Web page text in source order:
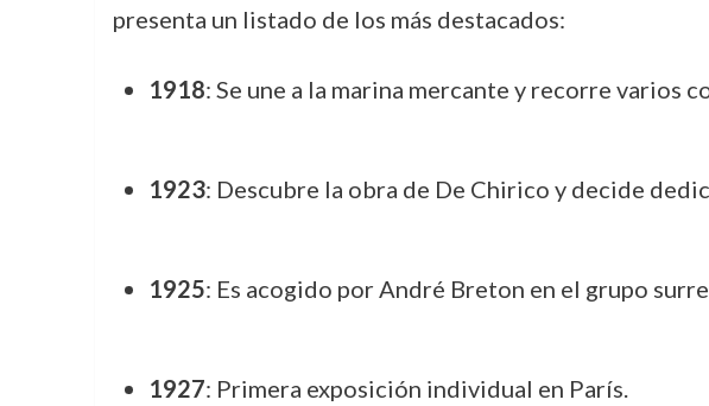
presenta un listado de los más destacados:
1918: Se une a la marina mercante y recorre varios
1923: Descubre la obra de De Chirico y decide
1925: Es acogido por André Breton en el grupo
1927: Primera exposición individual en París.